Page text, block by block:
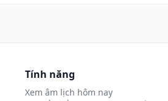
Tính năng
Xem âm lịch hôm nay